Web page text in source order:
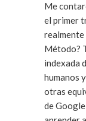
Me
el primer
realmente
Método? Tener una enorme base de datos
indexada
humanos
otras
de